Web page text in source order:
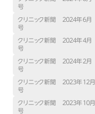
号
クリニック新聞 ２０２４年６月
号
クリニック新聞 ２０２４年４月
号
クリニック新聞 ２０２４年２月
号
クリニック新聞 ２０２３年１２月
号
クリニック新聞 ２０２３年１０月
号